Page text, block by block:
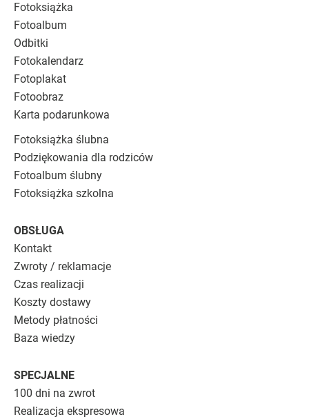
Fotoksiążka
Fotoalbum
Odbitki
Fotokalendarz
Fotoplakat
Fotoobraz
Karta podarunkowa
Fotoksiążka ślubna
Podziękowania dla rodziców
Fotoalbum ślubny
Fotoksiążka szkolna
OBSŁUGA
Kontakt
Zwroty / reklamacje
Czas realizacji
Koszty dostawy
Metody płatności
Baza wiedzy
SPECJALNE
100 dni na zwrot
Realizacja ekspresowa